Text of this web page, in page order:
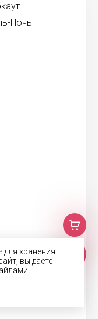
Ночь
для хранения
вы даете